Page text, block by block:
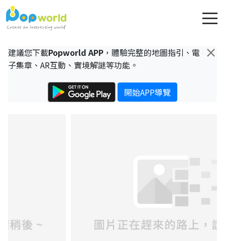
×
建議您下載Popworld APP ，體驗完整的地圖指引、電
子集章、AR互動、實境解謎等功能。
開始APP導覽